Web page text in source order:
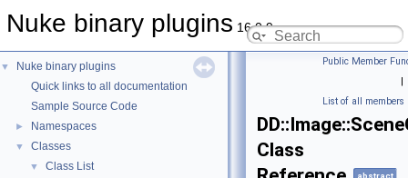
Nuke binary plugins 16.0.9
▼
Nuke binary plugins
Quick links to all documentation
Sample Source Code
► Namespaces
▼ Classes
▼ Class List
Public Member
|
List of all members
Class